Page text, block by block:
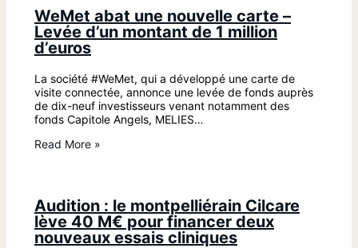
WeMet abat une nouvelle carte –
Levée d’un montant de 1 million
d’euros
La société #WeMet, qui a développé une carte de
visite connectée, annonce une levée de fonds auprès
de dix-neuf investisseurs venant notamment des
fonds Capitole Angels, MELIES…
Read More »
Audition : le montpelliérain Cilcare
lève 40 M€ pour financer deux
nouveaux essais cliniques